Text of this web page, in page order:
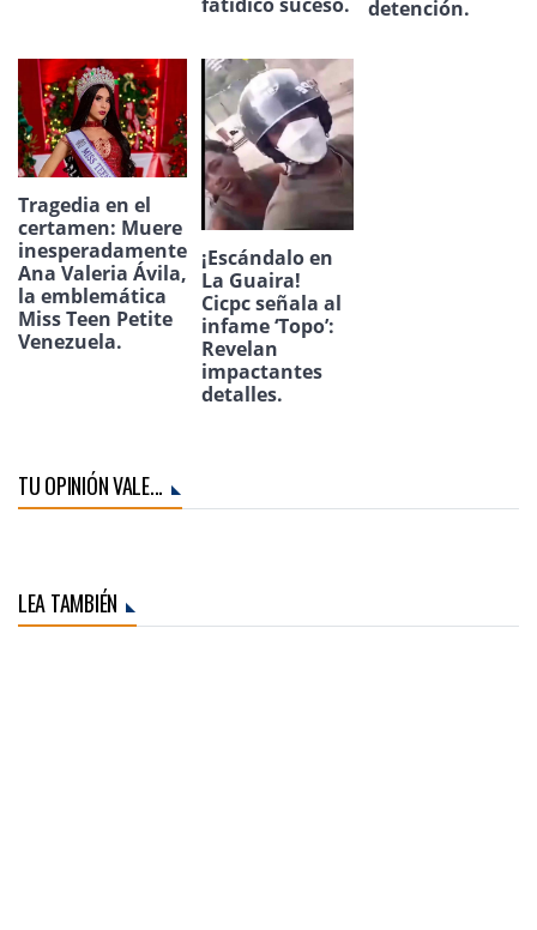
detención.
Tragedia en el
certamen: Muere
inesperadamente
Ana Valeria Ávila,
la emblemática
Miss Teen Petite
Venezuela.
¡Escándalo en
La Guaira!
Cicpc señala al
infame ‘Topo’:
Revelan
impactantes
detalles.
TU OPINIÓN VALE...
LEA TAMBIÉN